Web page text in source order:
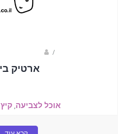
/
ארטיק
אוכל לצביעה,